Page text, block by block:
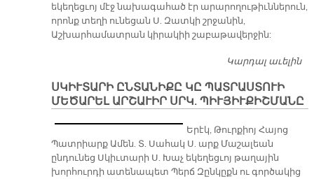
եկեղեցւոյ մէջ նախագահած էր արարողութիւններուն,
որոնք տեղի ունեցան Ս. Զատկի շրջանին,
Աշխարհամատրան կիրակիի շաբաթավերջին:
Կարդալ աւելին
ՍԿԻՒՏԱՐԻ ԸՆՏԱՆԻՔԸ ԿԸ ՊԱՏՐԱՍՏՈՒԻ
ՄԵԾԱՐԵԼ ԱՐՇԱՒԻՐ ՍՐԿ. ՊԻՒՅԻՒՔԻՇՄԱՆԸ
Երէկ, Թուրքիոյ Հայոց
Պատրիարք Ամեն. Տ. Սահակ Ս. արք Մաշալեան
ընդունեց Սկիւտարի Ս. Խաչ եկեղեցւոյ թաղային
խորհուրդի ատենապետ Պերճ Զընկըքն ու գործակից